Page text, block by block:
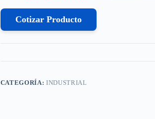
Cotizar Producto
CATEGORÍA: INDUSTRIAL